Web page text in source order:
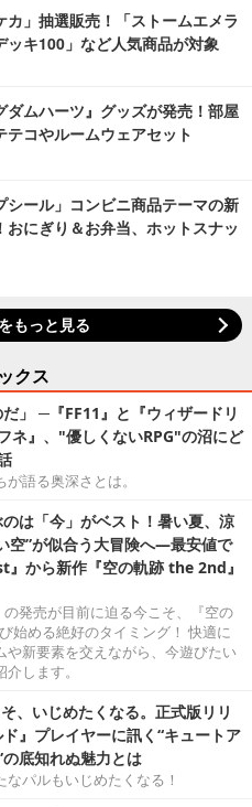
カ」抽選販売！「ストームエメラ
ッキ100」など人気商品が対象
ダムハーツ』グッズが発売！部屋
テコやルームウェアセット
シール」コンビニ商品テーマの新
おにぎり＆お弁当、ホットスナッ
もっと見る
クス
だ」 ─『FF11』と『ウィザードリ
ネ』、"優しくないRPG"の沼にど
語る奥深さとは。
のは「今」がベスト！暑い夏、涼
空”が似合う大冒険へ―最安値で
から新作『空の軌跡 the 2nd』
の発売が目前に迫る今こそ、『空の
始める絶好のタイミング！ 快適に
や新要素を交えながら、今遊びたい
します。
、いじめたくなる。正式版リリ
』プレイヤーに訊く“キュートア
底知れぬ魅力とは
パルもいじめたくなる！